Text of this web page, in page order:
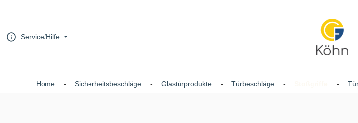
Service/Hilfe
Home Sicherheitsbeschläge Glastürprodukte Türbeschläge